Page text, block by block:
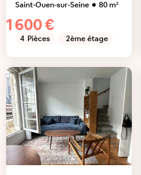
Saint-Ouen-sur-Seine 80m²
1 600 €
4 Pièces 2ème étage